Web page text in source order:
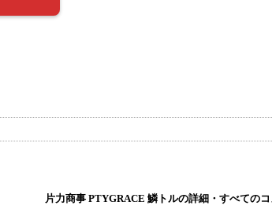
片力商事 PTYGRACE 鱗トルの詳細・すべての